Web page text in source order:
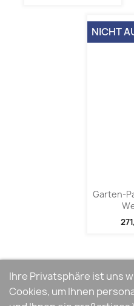
Garten-
NICHT
Ihre Privatsphäre ist uns
Cookies, um Ihnen